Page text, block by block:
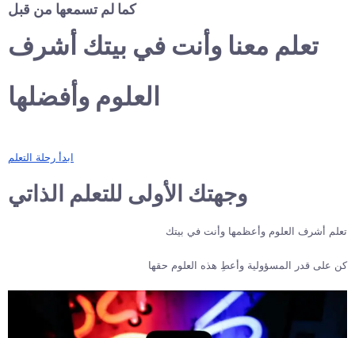
كما لم تسمعها من قبل
تعلم معنا وأنت في بيتك أشرف
العلوم وأفضلها
ابدأ رحلة التعلم
وجهتك الأولى للتعلم الذاتي
تعلم أشرف العلوم وأعظمها وأنت في بيتك
كن على قدر المسؤولية وأعطِ هذه العلوم حقها